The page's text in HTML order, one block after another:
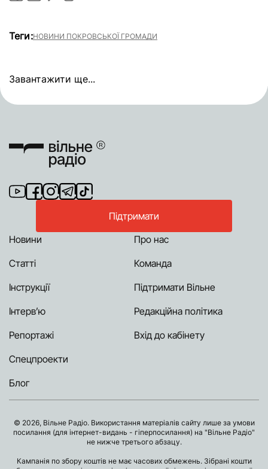
Теги:НОВИНИ ПОКРОВСЬКОЇ ГРОМАДИ
Завантажити ще...
Підтримати
Новини
Статті
Інструкції
Інтерв’ю
Репортажі
Спецпроекти
Блог
Про нас
Команда
Підтримати Вільне
Редакційна політика
Вхід до кабінету
© 2026, Вільне Радіо. Використання матеріалів сайту лише за умови
посилання (для інтернет-видань - гіперпосилання) на "Вільне Радіо"
не нижче третього абзацу.
Кампанія по збору коштів не має часових обмежень. Зібрані кошти